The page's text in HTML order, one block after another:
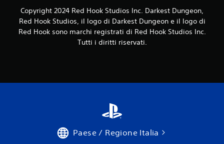
Copyright 2024 Red Hook Studios Inc. Darkest Dungeon,
Red Hook Studios, il logo di Darkest Dungeon e il logo di
Red Hook sono marchi registrati di Red Hook Studios Inc.
Tutti i diritti riservati.
Paese / Regione Italia